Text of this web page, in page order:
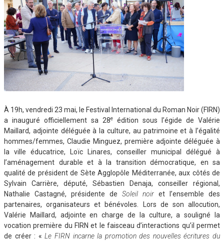
À 19h, vendredi 23 mai, le Festival International du Roman Noir (FIRN)
a inauguré officiellement sa 28e
édition sous l’égide de Valérie
Maillard, adjointe déléguée à la culture, au patrimoine et à l’égalité
hommes/femmes, Claudie Minguez, première adjointe déléguée à
la ville éducatrice, Loïc Linares, conseiller municipal délégué à
l’aménagement durable et à la transition démocratique, en sa
qualité de président de Sète Agglopôle Méditerranée, aux côtés de
Sylvain Carrière, député, Sébastien Denaja, conseiller régional,
Nathalie Castagné, présidente de Soleil noir et l’ensemble des
partenaires, organisateurs et bénévoles. Lors de son allocution,
Valérie Maillard, adjointe en charge de la culture, a souligné la
vocation première du FIRN et le faisceau d’interactions qu’il permet
de créer : «Le FIRN incarne la promotion des nouvelles écritures du